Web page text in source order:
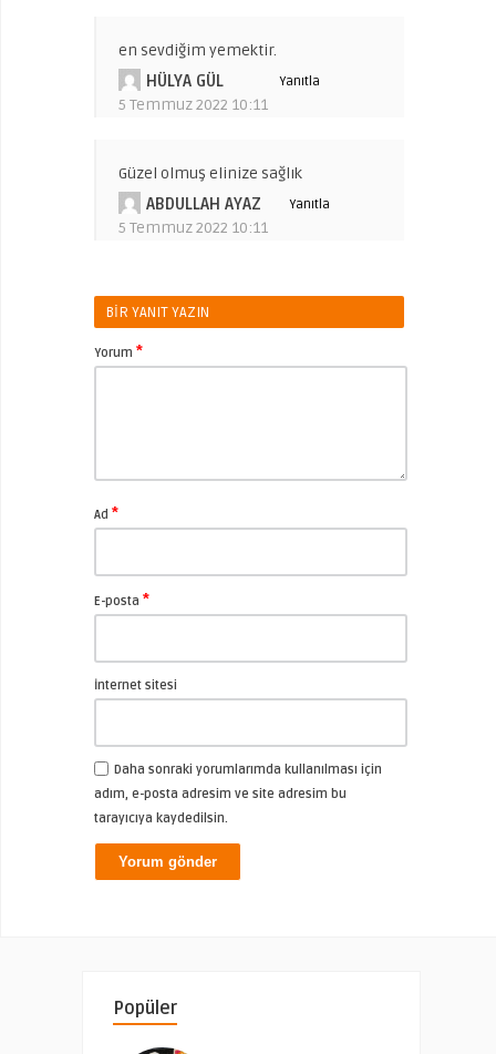
en sevdiğim yemektir.
HÜLYA GÜL
5 Temmuz 2022 10:11
Yanıtla
Güzel olmuş elinize sağlık
ABDULLAH AYAZ
5 Temmuz 2022 10:11
Yanıtla
BIR YANIT YAZIN
Yorum *
Ad *
E-posta *
İnternet sitesi
Daha sonraki yorumlarımda kullanılması için
adım, e-posta adresim ve site adresim bu
tarayıcıya kaydedilsin.
Popüler